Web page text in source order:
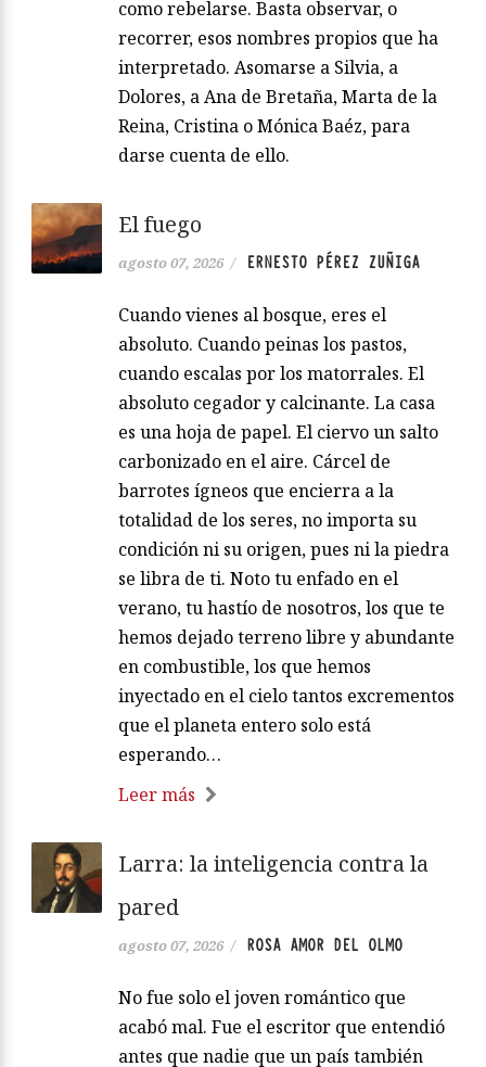
como rebelarse. Basta observar, o
recorrer, esos nombres propios que ha
interpretado. Asomarse a Silvia, a
Dolores, a Ana de Bretaña, Marta de la
Reina, Cristina o Mónica Baéz, para
darse cuenta de ello.
El fuego
agosto 07, 2026 / ERNESTO PÉREZ ZUÑIGA
Cuando vienes al bosque, eres el
absoluto. Cuando peinas los pastos,
cuando escalas por los matorrales. El
absoluto cegador y calcinante. La casa
es una hoja de papel. El ciervo un salto
carbonizado en el aire. Cárcel de
barrotes ígneos que encierra a la
totalidad de los seres, no importa su
condición ni su origen, pues ni la piedra
se libra de ti. Noto tu enfado en el
verano, tu hastío de nosotros, los que te
hemos dejado terreno libre y abundante
en combustible, los que hemos
inyectado en el cielo tantos excrementos
que el planeta entero solo está
esperando…
Leer más
Larra: la inteligencia contra la
pared
agosto 07, 2026 / ROSA AMOR DEL OLMO
No fue solo el joven romántico que
acabó mal. Fue el escritor que entendió
antes que nadie que un país también